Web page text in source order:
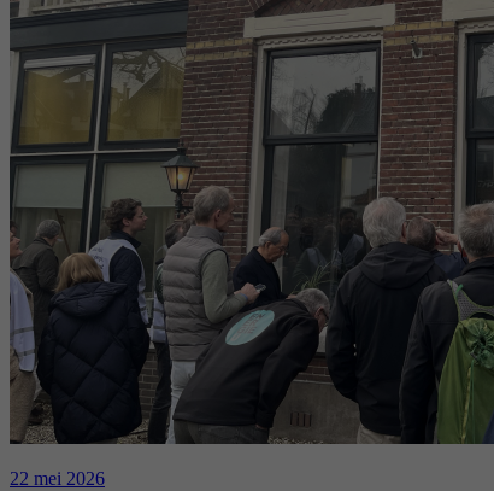
22 mei 2026